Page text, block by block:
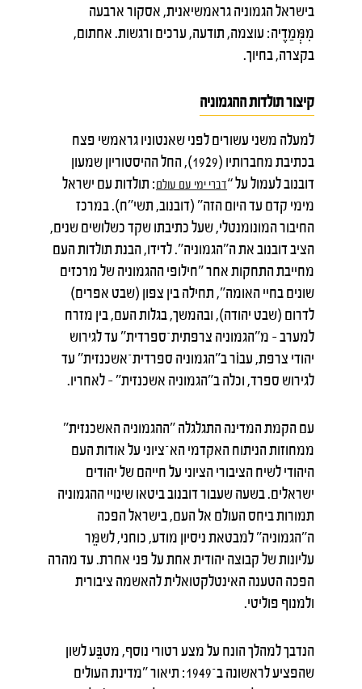
בישראל הגמוניה גראמשיאנית, אסקור ארבעה
מִמְּמַדֶיה: עוצמה, תודעה, ערכים ורגשות. אחתום,
בקצרה, בחיוך.
קיצור תולדות ההגמוניה
למעלה משני עשורים לפני שאנטוניו גראמשי פצח
בכתיבת מחברותיו (1929), החל ההיסטוריון שמעון
דובנוב לעמול על “דברי ימי עם עולם: תולדות עם ישראל
מימי קדם עד היום הזה" (דובנוב, תשי"ח). במרכז
החיבור המונומנטלי, שעל כתיבתו שקד כשלושים שנים,
הציב דובנוב את ה"הגמוניה". לדידו, הבנת תולדות העם
מחייבת התחקות אחר "חילופי ההגמוניה של מרכזים
שונים בחיי האומה", תחילה בין צפון (שבט אפרים)
לדרום (שבט יהודה), ובהמשך, בגלות העם, בין מזרח
למערב – מ"הגמוניה צרפתית־ספרדית" עד לגירוש
יהודי צרפת, עבוֹר ב"הגמוניה ספרדית־אשכנזית" עד
לגירוש ספרד, וכלה ב"הגמוניה אשכנזית" – לאחריו.
עם הקמת המדינה התגלגלה "ההגמוניה האשכנזית"
ממחוזות הניתוח האקדמי הא־ציוני על אודות העם
היהודי לשיח הציבורי הציוני על חייהם של יהודים
ישראלים. בשעה שעבור דובנוב ביטאו שינויי ההגמוניה
תמורות ביחס העולם אל העם, בישראל הפכה
ה"הגמוניה" למבטאת ניסיון מודע, כוחני, לשמֵּר
עליונות של קבוצה יהודית אחת על פני אחרת. עד מהרה
הפכה הטענה האינטלקטואלית להאשמה ציבורית
ולמנוף פוליטי.
הנדבך למהלך הונח על מצע רטורי נוסף, מטבֵּע לשון
שהפציע לראשונה ב־1949: תיאור "מדינת העולים